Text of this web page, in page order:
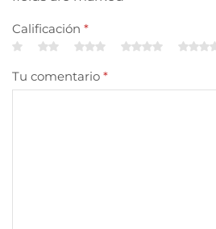
Calificación *
Tu comentario *